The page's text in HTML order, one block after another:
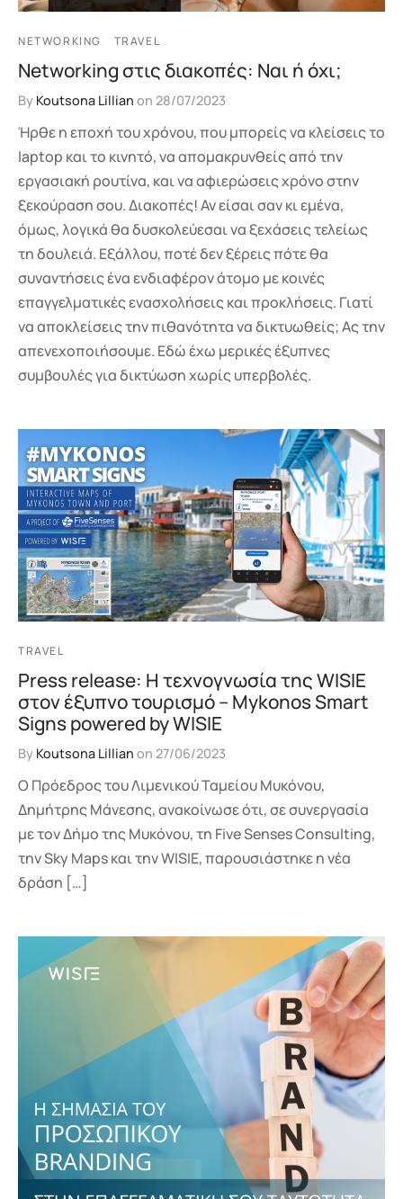
NETWORKING TRAVEL
Networking στις διακοπές: Ναι ή όχι;
By Koutsona Lillian on 28/07/2023
Ήρθε η εποχή του χρόνου, που μπορείς να κλείσεις το
laptop και το κινητό, να απομακρυνθείς από την
εργασιακή ρουτίνα, και να αφιερώσεις χρόνο στην
ξεκούραση σου. Διακοπές! Αν είσαι σαν κι εμένα,
όμως, λογικά θα δυσκολεύεσαι να ξεχάσεις τελείως
τη δουλειά. Εξάλλου, ποτέ δεν ξέρεις πότε θα
συναντήσεις ένα ενδιαφέρον άτομο με κοινές
επαγγελματικές ενασχολήσεις και προκλήσεις. Γιατί
να αποκλείσεις την πιθανότητα να δικτυωθείς; Ας την
απενεχοποιήσουμε. Εδώ έχω μερικές έξυπνες
συμβουλές για δικτύωση χωρίς υπερβολές.
TRAVEL
Press release: Η τεχνογνωσία της WISIE
στον έξυπνο τουρισμό – Mykonos Smart
Signs powered by WISIE
By Koutsona Lillian on 27/06/2023
Ο Πρόεδρος του Λιμενικού Ταμείου Μυκόνου,
Δημήτρης Μάνεσης, ανακοίνωσε ότι, σε συνεργασία
με τον Δήμο της Μυκόνου, τη Five Senses Consulting,
την Sky Maps και την WISIE, παρουσιάστηκε η νέα
δράση […]